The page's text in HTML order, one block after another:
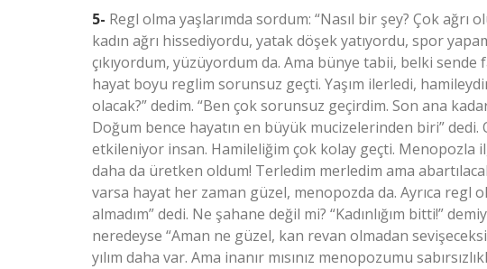
5- Regl olma yaşlarımda sordum: “Nasıl bir şey? Çok ağrı
kadın ağrı hissediyordu, yatak döşek yatıyordu, spor
çıkıyordum, yüzüyordum da. Ama bünye tabii, belki sende
hayat boyu reglim sorunsuz geçti. Yaşım ilerledi,
olacak?” dedim. “Ben çok sorunsuz geçirdim. Son ana
Doğum bence hayatın en büyük mucizelerinden biri” dedi.
etkileniyor insan. Hamileliğim çok kolay geçti. Menopozla
daha da üretken oldum! Terledim merledim ama
varsa hayat her zaman güzel, menopozda da. Ayrıca regl
almadım” dedi. Ne şahane değil mi? “Kadınlığım bitti!”
neredeyse “Aman ne güzel, kan revan olmadan
yılım daha var. Ama inanır mısınız menopozumu